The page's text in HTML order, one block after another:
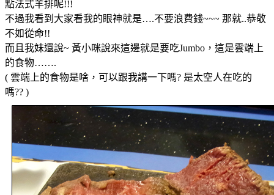
點法式羊排呢!!!
不過我看到大家看我的眼神就是….不要浪費錢~~~ 那就..恭敬
不如從命!!
而且我妹還說~ 黃小咪說來這邊就是要吃Jumbo，這是雲端上
的食物…….
( 雲端上的食物是啥，可以跟我講一下嗎? 是太空人在吃的
嗎?? )